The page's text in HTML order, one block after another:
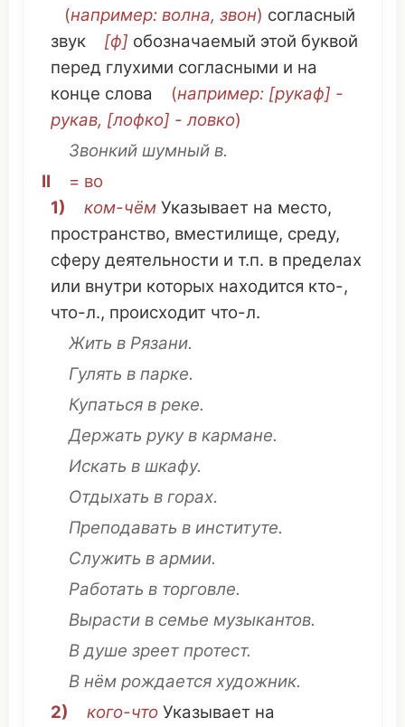
(например: волна, звон) согласный
звук
[ф] обозначаемый этой буквой
перед глухими согласными и на
конце слова (например: [рукаф] -
рукав, [лофко] -ловко)
Звонкий шумный в.
II
= во
1)
ком-чём Указывает на место,
пространство, вместилище, среду,
сферу деятельности и т.п. в пределах
или внутри которых находится кто-,
что-л., происходит что-л.
Жить в Рязани.
Гулять в парке.
Купаться в реке.
Держать руку в кармане.
Искать в шкафу.
Отдыхать в горах.
Преподавать в институте.
Служить в армии.
Работать в торговле.
Вырасти в семье музыкантов.
Вдуше зреет протест.
В нём рождается художник.
2)
кого-что Указывает на